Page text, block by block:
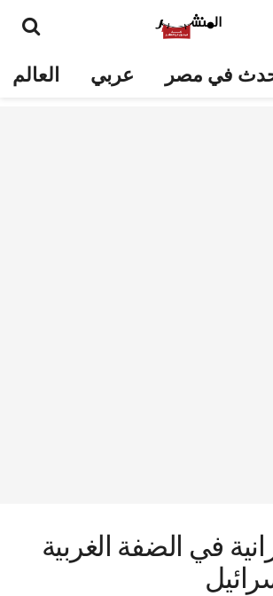
في مصر عربي العالم
في الضفة الغربية